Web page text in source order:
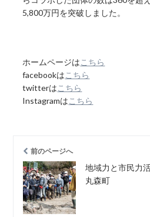
5,800万円を突破しました。
ホームページはこちら
facebookはこちら
twitterはこちら
Instagramはこちら
前のページへ
地域力と市民力
丸森町